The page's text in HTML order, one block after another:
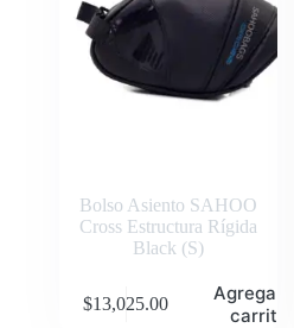
Bolso Asiento SAHOO
Cross Estructura Rígida
Black (S)
$13,025.00
Agregar al
carrito